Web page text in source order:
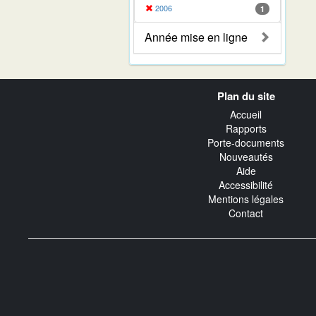
2006 1
Année mise en ligne
Plan du site
Accueil
Rapports
Porte-documents
Nouveautés
Aide
Accessibilité
Mentions légales
Contact